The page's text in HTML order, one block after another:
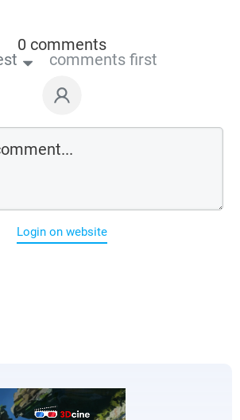
0 comments
comments first
Login on website